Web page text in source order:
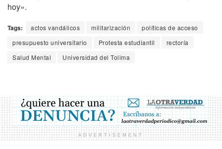
hoy».
Tags: actos vandálicos militarización
políticas de acceso
presupuesto universitario
Protesta estudiantil
rectoría
Salud Mental
Universidad del Tolima
ADVERTISEMENT